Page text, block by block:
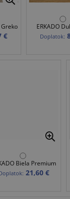
Greko
€
ERKADO
Doplatok:
Biela Premium
21,60 €